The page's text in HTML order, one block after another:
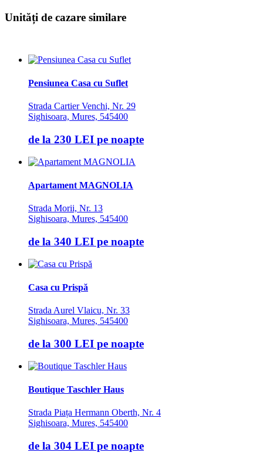
Unități de cazare similare
Pensiunea Casa cu Suflet
Strada Cartier Venchi, Nr. 29
Sighisoara, Mures, 545400
de la 230 LEI pe noapte
Apartament MAGNOLIA
Strada Morii, Nr. 13
Sighisoara, Mures, 545400
de la 340 LEI pe noapte
Casa cu Prispă
Strada Aurel Vlaicu, Nr. 33
Sighisoara, Mures, 545400
de la 300 LEI pe noapte
Boutique Taschler Haus
Strada Piața Hermann Oberth, Nr. 4
Sighisoara, Mures, 545400
de la 304 LEI pe noapte